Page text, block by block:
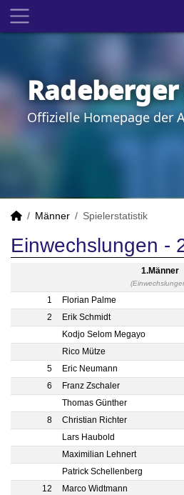
Radeberger
Offizielle Homepage der
Männer Spielerstatistik
Einwechslungen -
1.Männer
1 Florian Palme
2
Erik Schmidt
Kodjo Selom Megayo
Rico Mütze
5
Eric Neumann
6
Franz Zschaler
Thomas Günther
8
Christian Richter
Lars Haubold
Maximilian Lehnert
Patrick Schellenberg
12
Marco Widtmann